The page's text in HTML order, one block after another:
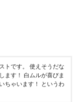
トです。 使えそうだな
ます！ 白ムルが喜びま
ちゃいます！ というわ